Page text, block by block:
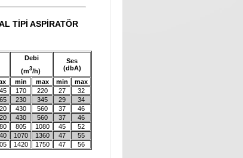
TİPİ ASPİRATÖR
Debi
(m3/h)
Ses
(dbA)
min max min
max
170 220 27
32
230 345 29
34
430 560 37
46
430 560 37
46
805 1080 45
52
1070 1360 47
55
1420 1750 47 56